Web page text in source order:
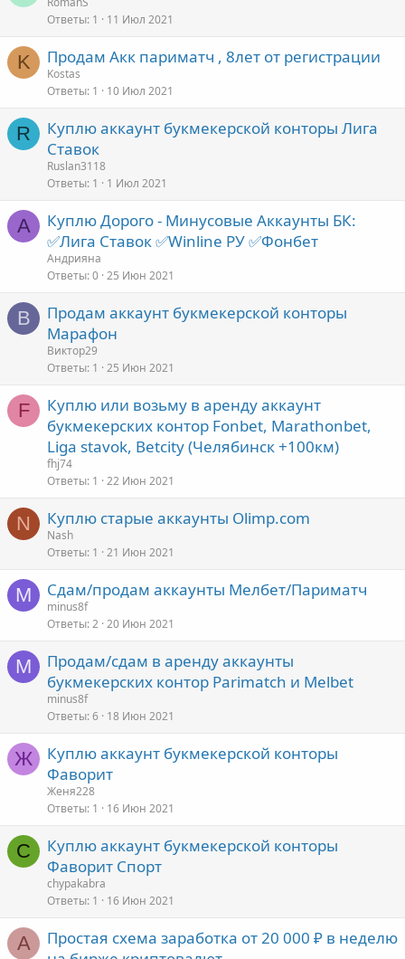
Ответы 1 11 Июл 2021
K Продам Акк париматч , 8лет от регистрации
Kostas
Ответы 1 10 Июл 2021
R
Куплю аккаунт букмекерской конторы Лига
Ставок
Ruslan3118
Ответы 1 1 Июл 2021
А
Куплю Дорого - Минусовые Аккаунты БК:
✅Лига Ставок ✅Winline РУ ✅Фонбет
Андрияна
Ответы 0 25 Июн 2021
В
Продам аккаунт букмекерской конторы
Марафон
Виктор29
Ответы 1 25 Июн 2021
F
Куплю или возьму в аренду аккаунт
букмекерских контор Fonbet, Marathonbet,
Liga stavok, Betcity (Челябинск +100км)
fhj74
Ответы 1 22 Июн 2021
N Куплю старые аккаунты Olimp.com
Nash
Ответы 1 21 Июн 2021
M Сдам/продам аккаунты Мелбет/Париматч
minus8f
Ответы 2 20 Июн 2021
M
Продам/сдам в аренду аккаунты
букмекерских контор Parimatch и Melbet
minus8f
Ответы 6 18 Июн 2021
Ж
Куплю аккаунт букмекерской конторы
Фаворит
Женя228
Ответы 1 16 Июн 2021
C
Куплю аккаунт букмекерской конторы
Фаворит Спорт
chypakabra
Ответы 1 16 Июн 2021
A
Простая схема заработка от 20 000 ₽ в неделю